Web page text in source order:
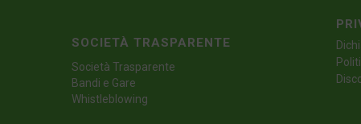
SOCIETÀ TRASPARENTE
Società Trasparente
Bandi e Gare
Whistleblowing